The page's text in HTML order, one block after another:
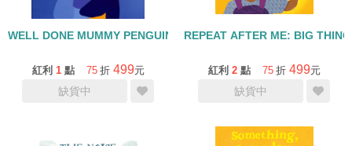
WELL DONE MUMMY PENGUIN/精裝繪本
紅利 1 點 75 折 499元
缺貨中
REPEAT AFTER ME: BIG
紅利 2 點 75 折 499元
缺貨中